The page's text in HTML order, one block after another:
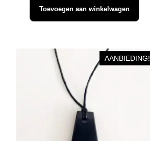
Toevoegen aan winkelwagen
AANBIEDING!